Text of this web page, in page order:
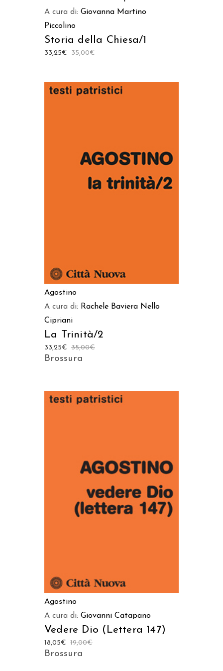
A cura di: Giovanna Martino
Piccolino
Storia della Chiesa/1
35,00€
33,25€
AGGIUNGI AL CARRELLO
Agostino
A cura di: Rachele Baviera Nello
Cipriani
La Trinità/2
35,00€
33,25€
Brossura
AGGIUNGI AL CARRELLO
Agostino
A cura di: Giovanni Catapano
Vedere Dio (Lettera 147)
19,00€
18,05€
Brossura